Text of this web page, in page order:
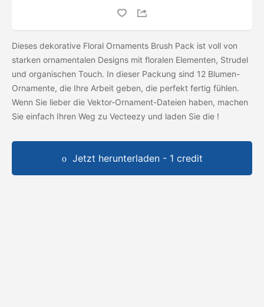
Dieses dekorative Floral Ornaments Brush Pack ist voll von
starken ornamentalen Designs mit floralen Elementen, Strudel
und organischen Touch. In dieser Packung sind 12 Blumen-
Ornamente, die Ihre Arbeit geben, die perfekt fertig fühlen.
Wenn Sie lieber die Vektor-Ornament-Dateien haben, machen
Sie einfach Ihren Weg zu Vecteezy und laden Sie die !
Jetzt herunterladen - 1 credit